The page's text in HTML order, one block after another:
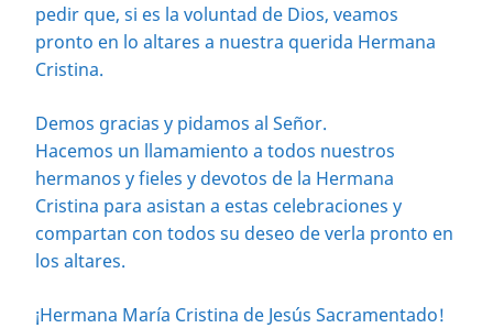
pedir que, si es la voluntad de Dios, veamos
pronto en lo altares a nuestra querida Hermana
Cristina.
Demos gracias y pidamos al Señor.
Hacemos un llamamiento a todos nuestros
hermanos y fieles y devotos de la Hermana
Cristina para asistan a estas celebraciones y
compartan con todos su deseo de verla pronto en
los altares.
¡Hermana María Cristina de Jesús Sacramentado!